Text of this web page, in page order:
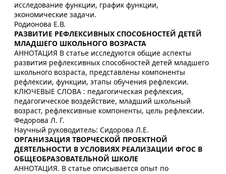
исследование функции, график функции,
экономические задачи.
Родионова Е.В.
РАЗВИТИЕ РЕФЛЕКСИВНЫХ СПОСОБНОСТЕЙ ДЕТЕЙ
МЛАДШЕГО ШКОЛЬНОГО ВОЗРАСТА
АННОТАЦИЯ В статье исследуются общие аспекты
развития рефлексивных способностей детей младшего
школьного возраста, представлены компоненты
рефлексии, функции, этапы обучения рефлексии.
КЛЮЧЕВЫЕ СЛОВА : педагогическая рефлексия,
педагогическое воздействие, младший школьный
возраст, рефлексивные компоненты, цель рефлексии.
Федорова Л. Г.
Научный руководитель: Сидорова Л.Е.
ОРГАНИЗАЦИЯ ТВОРЧЕСКОЙ ПРОЕКТНОЙ
ДЕЯТЕЛЬНОСТИ В УСЛОВИЯХ РЕАЛИЗАЦИИ ФГОС В
ОБЩЕОБРАЗОВАТЕЛЬНОЙ ШКОЛЕ
АННОТАЦИЯ. В статье описывается опыт по